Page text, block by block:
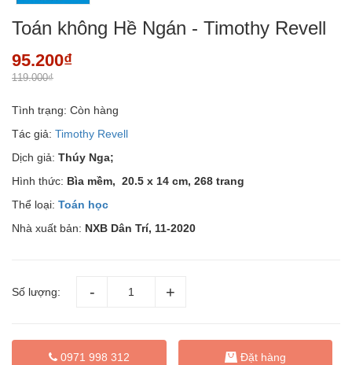
Toán không Hề Ngán - Timothy Revell
95.200₫
119.000₫
Tình trạng: Còn hàng
Tác giả: Timothy Revell
Dịch giả: Thúy Nga;
Hình thức: Bìa mềm, 20.5 x 14 cm, 268 trang
Thể loại: Toán học
Nhà xuất bản: NXB Dân Trí, 11-2020
Số lượng:
0971 998 312 Đặt hàng